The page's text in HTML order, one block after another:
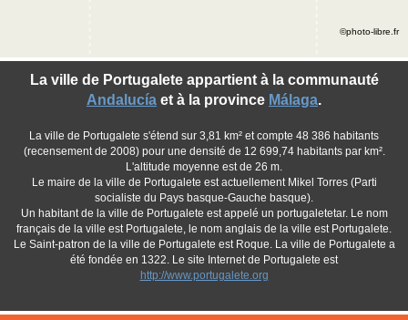
La ville de Portugalete appartient à la communauté
Andalucía et à la province Málaga.
La ville de Portugalete s'étend sur 3,81 km² et compte 48 386 habitants
(recensement de 2008) pour une densité de 12 699,74 habitants par km².
L'altitude moyenne est de 26 m.
Le maire de la ville de Portugalete est actuellement Mikel Torres (Parti
socialiste du Pays basque-Gauche basque).
Un habitant de la ville de Portugalete est appelé un portugaletetar. Le nom
français de la ville est Portugalete, le nom anglais de la ville est Portugalete.
Le Saint-patron de la ville de Portugalete est Roque. La ville de Portugalete a
été fondée en 1322. Le site Internet de Portugalete est
http://www.portugalete.org
©photo-libre.fr